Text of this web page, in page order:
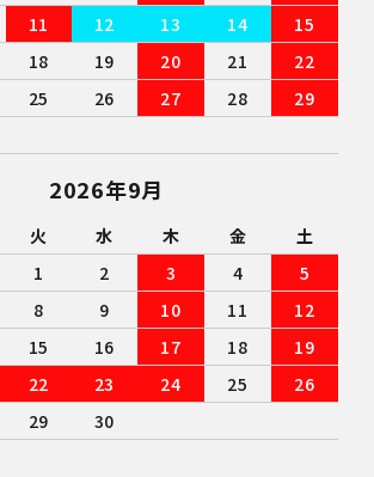
11 12 13 14
15
18 19 20 21
22
25 26 27 28
29
2026年9月
火 水 木 金
土
1
2 3 4
5
8 9 10 11
12
15 16 17 18
19
22 23 24 25
26
29 30